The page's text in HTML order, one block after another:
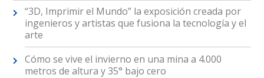
“3D, Imprimir el Mundo” la exposición creada por
ingenieros y artistas que fusiona la tecnología y el
arte
Cómo se vive el invierno en una mina a 4.000
metros de altura y 35° bajo cero